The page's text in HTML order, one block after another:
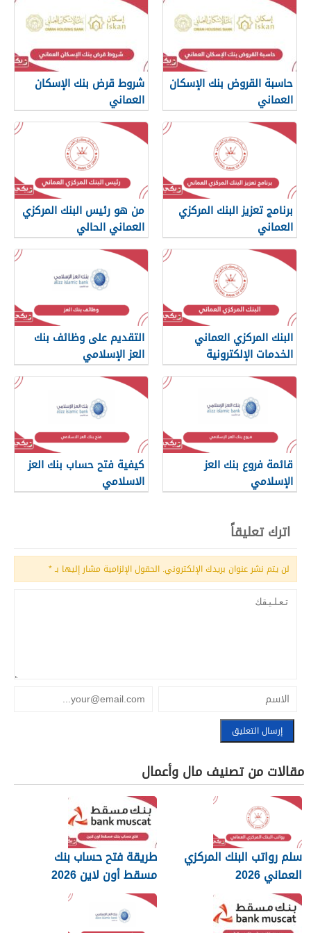
حاسبة القروض بنك الإسكان
العماني
شروط قرض بنك الإسكان
العماني
برنامج تعزيز البنك المركزي
العماني
من هو رئيس البنك المركزي
العماني الحالي
البنك المركزي العماني
الخدمات الإلكترونية
التقديم على وظائف بنك
العز الإسلامي
قائمة فروع بنك العز
الإسلامي
كيفية فتح حساب بنك العز
الاسلامي
اترك تعليقاً
لن يتم نشر عنوان بريدك الإلكتروني. الحقول الإلزامية مشار إليها بـ*
مقالات من تصنيف مال وأعمال
سلم رواتب البنك المركزي
العماني 2026
طريقة فتح حساب بنك
مسقط أون لاين 2026